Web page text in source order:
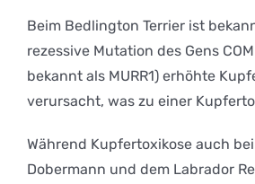
Beim Bedlington Terrier ist
rezessive Mutation des Gens
bekannt als MURR1) erhöhte
verursacht, was zu einer
Während Kupfertoxikose auch
Dobermann und dem Labrador